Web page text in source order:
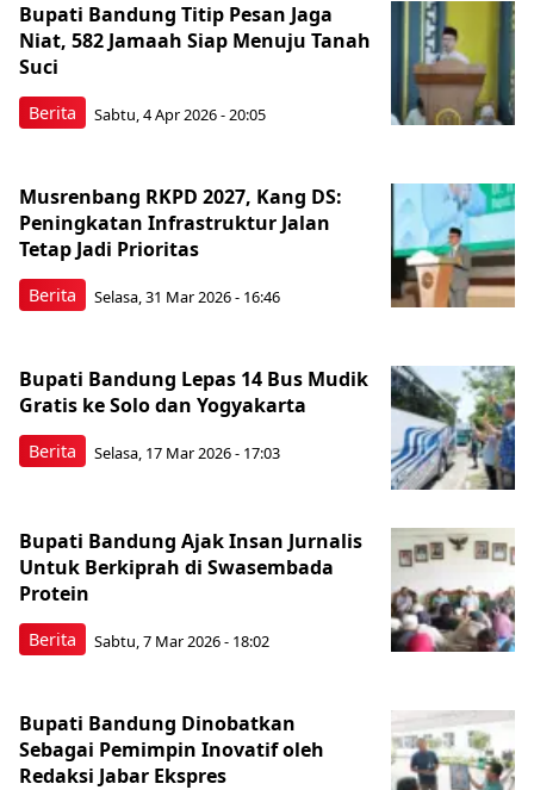
Berita
Bupati Bandung Titip Pesan Jaga
Niat, 582 Jamaah Siap Menuju Tanah
Suci
Sabtu, 4 Apr 2026 - 20:05
Berita
Musrenbang RKPD 2027, Kang DS:
Peningkatan Infrastruktur Jalan
Tetap Jadi Prioritas
Selasa, 31 Mar 2026 - 16:46
Berita
Bupati Bandung Lepas 14 Bus Mudik
Gratis ke Solo dan Yogyakarta
Selasa, 17 Mar 2026 - 17:03
Berita
Bupati Bandung Ajak Insan Jurnalis
Untuk Berkiprah di Swasembada
Protein
Sabtu, 7 Mar 2026 - 18:02
Bupati Bandung Dinobatkan
Sebagai Pemimpin Inovatif oleh
Redaksi Jabar Ekspres